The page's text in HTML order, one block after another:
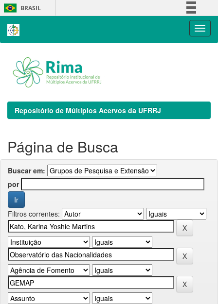
Skip
navigation
BRASIL
Repositório de Múltiplos Acervos da UFRRJ
Página de Busca
Buscar em:
por
Filtros correntes: